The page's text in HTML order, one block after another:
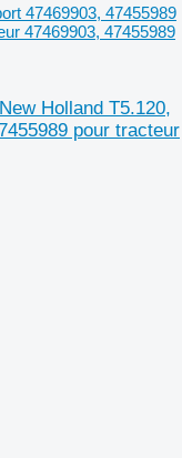
47469903, 47455989
47469903, 47455989
Holland T5.120,
pour tracteur